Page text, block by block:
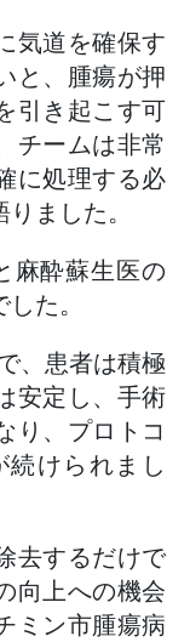
気道を確保す
と、腫瘍が押
引き起こす可
チームは非常
に処理する必
ました。
麻酔蘇生医の
た。
、患者は積極
安定し、手術
り、プロトコ
けられまし
去するだけで
向上への機会
ミン市腫瘍病